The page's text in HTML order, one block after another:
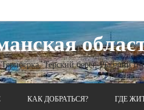
Терский берег, Рыбачий
КАК ДОБРАТЬСЯ? ГДЕ